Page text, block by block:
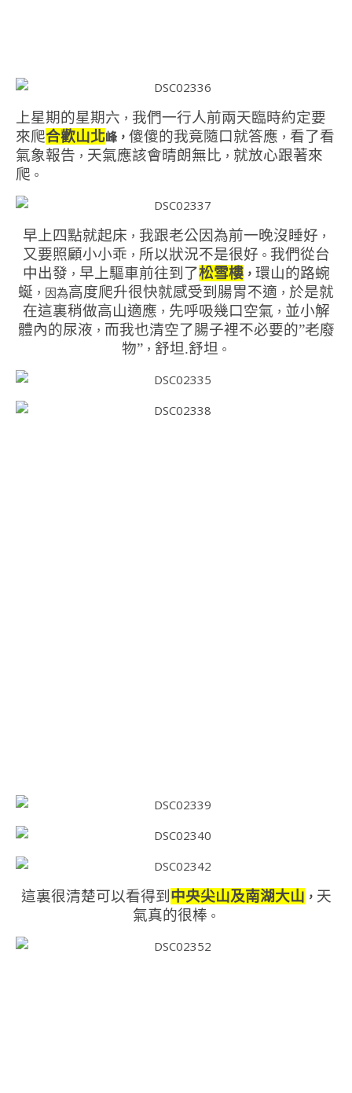
上星期的星期六 ， 我們一行人前兩天臨時約定要
來爬合歡山北峰， 傻傻的我竟隨口就答應 ， 看了看
氣象報告 ， 天氣應該會晴朗無比 ， 就放心跟著來
爬 。
早上四點就起床 ， 我跟老公因為前一晚沒睡好 ，
又要照顧小小乖 ， 所以狀況不是很好 。 我們從台
中出發 ， 早上驅車前往到了松雪樓， 環山的路蜿
蜒 ，因為高度爬升很快就感受到腸胃不適 ， 於是就
在這裏稍做高山適應 ， 先呼吸幾口空氣 ， 並小解
體內的尿液 ， 而我也清空了腸子裡不必要的”老廢
物” ， 舒坦.舒坦 。
這裏很清楚可以看得到 中央尖山及南湖大山 ， 天
氣真的很棒 。